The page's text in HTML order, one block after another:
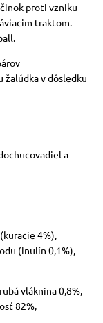
proti vzniku
traktom.
v dôsledku
a
4%),
(inulín 0,1%),
vláknina 0,8%,
82%,